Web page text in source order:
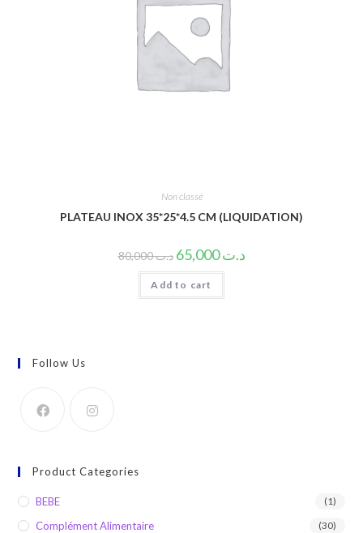
Non classé
PLATEAU INOX 35*25*4.5 CM (LIQUIDATION)
د.ت80,000 د.ت65,000
Add to cart
Follow Us
Product Categories
BEBE (1)
Complément Alimentaire (30)